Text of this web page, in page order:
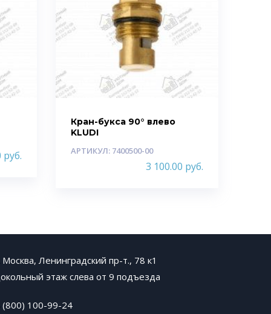
руб.
Кран-букса 90° влево
KLUDI
АРТИКУЛ: 7400500-00
3 100.00 руб.
Москва, Ленинградский пр-т., 78 к1
этаж слева от 9 подъезда
(800) 100-99-24